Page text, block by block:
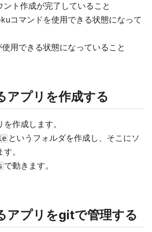
ト作成が完了していること
コマンドを使用できる状態になって
用できる状態になっていること
アプリを作成する
作成します。
というフォルダを作成し、そこにソ
。
で動きます。
アプリをgitで管理する